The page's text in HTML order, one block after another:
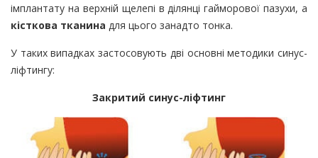
імплантату на верхній щелепі в ділянці гайморової пазухи, а
кісткова тканина для цього занадто тонка.
У таких випадках застосовують дві основні методики синус-
ліфтингу:
Закритий синус-ліфтинг